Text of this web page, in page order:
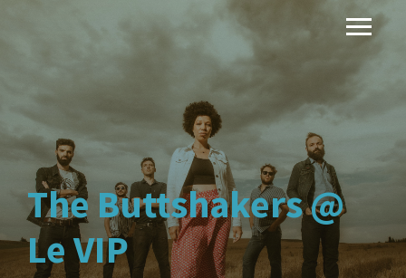
The Buttshakers @
Le VIP